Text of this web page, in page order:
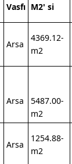
Vasfı M2' si
Arsa
4369.12-
m2
Arsa
5487.00-
m2
Arsa
1254.88-
m2